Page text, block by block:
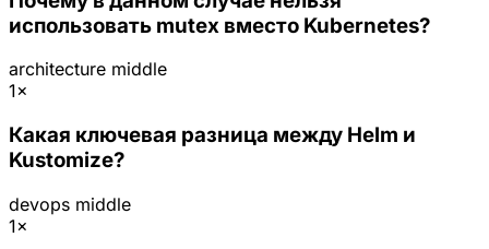
использовать mutex вместо Kubernetes?
architecture middle
1×
Какая ключевая разница между Helm и
Kustomize?
devops middle
1×